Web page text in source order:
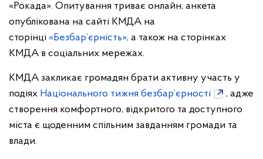
«Рокада». Опитування триває онлайн, анкета
опублікована на сайті КМДА на
сторінці «Безбар’єрність», а також на сторінках
КМДА в соціальних мережах.
КМДА закликає громадян брати активну участь у
подіях Національного тижня безбар’єрності
, адже
створення комфортного, відкритого та доступного
міста є щоденним спільним завданням громади та
влади.